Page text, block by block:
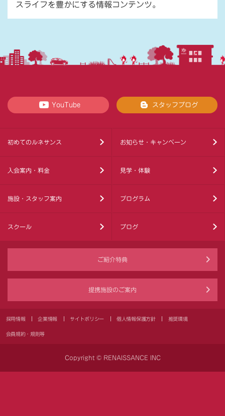
スライフを豊かにする情報コンテンツ。
YouTube スタッフブログ
初めてのルネサンス お知らせ・キャンペーン
入会案内・料金 見学・体験
施設・スタッフ案内 プログラム
スクール ブログ
ご紹介特典
提携施設のご案内
採用情報 企業情報 サイトポリシー 個人情報保護方針 推奨環境
会員規約・規則等
Copyright © RENAISSANCE INC